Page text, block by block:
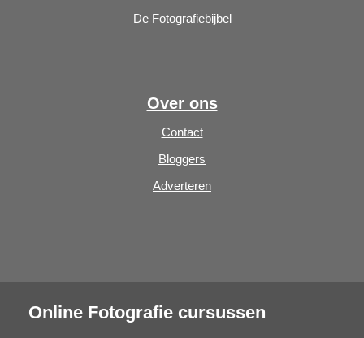
De Fotografiebijbel
Over ons
Contact
Bloggers
Adverteren
Online Fotografie cursussen